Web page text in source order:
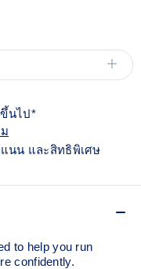
ขึ้นไป*
นน และสิทธิพิเศษ
to help you run
confidently.